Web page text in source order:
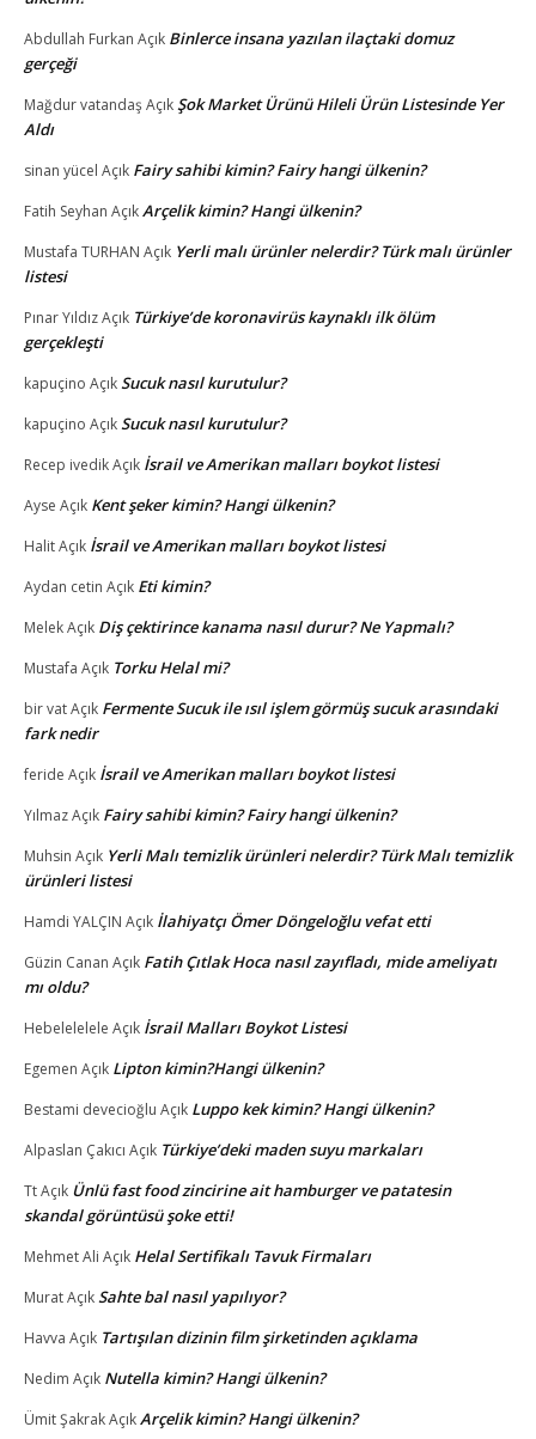
Abdullah Furkan Açık Binlerce insana yazılan ilaçtaki domuz
gerçeği
Mağdur vatandaşAçıkŞok Market Ürünü Hileli Ürün Listesinde Yer
Aldı
sinan yücel Açık Fairy sahibi kimin? Fairy hangi ülkenin?
Fatih Seyhan AçıkArçelik kimin? Hangi ülkenin?
Mustafa TURHAN Açık Yerli malı ürünler nelerdir? Türk malı ürünler
listesi
Pınar YıldızAçık Türkiye’de koronavirüs kaynaklı ilk ölüm
gerçekleşti
kapuçino AçıkSucuk nasıl kurutulur?
kapuçino AçıkSucuk nasıl kurutulur?
Recep ivedikAçık İsrail ve Amerikan malları boykot listesi
Ayse Açık Kent şeker kimin? Hangi ülkenin?
HalitAçık İsrail ve Amerikan malları boykot listesi
Aydan cetin Açık Eti kimin?
MelekAçık Diş çektirince kanama nasıl durur? Ne Yapmalı?
Mustafa Açık Torku Helal mi?
bir vatAçık Fermente Sucuk ile ısıl işlem görmüş sucuk arasındaki
fark nedir
feride Açık İsrail ve Amerikan malları boykot listesi
YılmazAçık Fairy sahibi kimin? Fairy hangi ülkenin?
Muhsin Açık Yerli Malı temizlik ürünleri nelerdir? Türk Malı temizlik
ürünleri listesi
Hamdi YALÇIN Açık İlahiyatçı Ömer Döngeloğlu vefat etti
Güzin Canan Açık Fatih Çıtlak Hoca nasıl zayıfladı, mide ameliyatı
mı oldu?
Hebelelelele Açık İsrail Malları Boykot Listesi
Egemen Açık Lipton kimin?Hangi ülkenin?
Bestami devecioğlu Açık Luppo kek kimin? Hangi ülkenin?
Alpaslan Çakıcı Açık Türkiye’deki maden suyu markaları
TtAçık Ünlü fast food zincirine ait hamburger ve patatesin
skandal görüntüsü şoke etti!
Mehmet Ali Açık Helal Sertifikalı Tavuk Firmaları
MuratAçıkSahte bal nasıl yapılıyor?
Havva Açık Tartışılan dizinin film şirketinden açıklama
Nedim Açık Nutella kimin? Hangi ülkenin?
Ümit ŞakrakAçıkArçelik kimin? Hangi ülkenin?